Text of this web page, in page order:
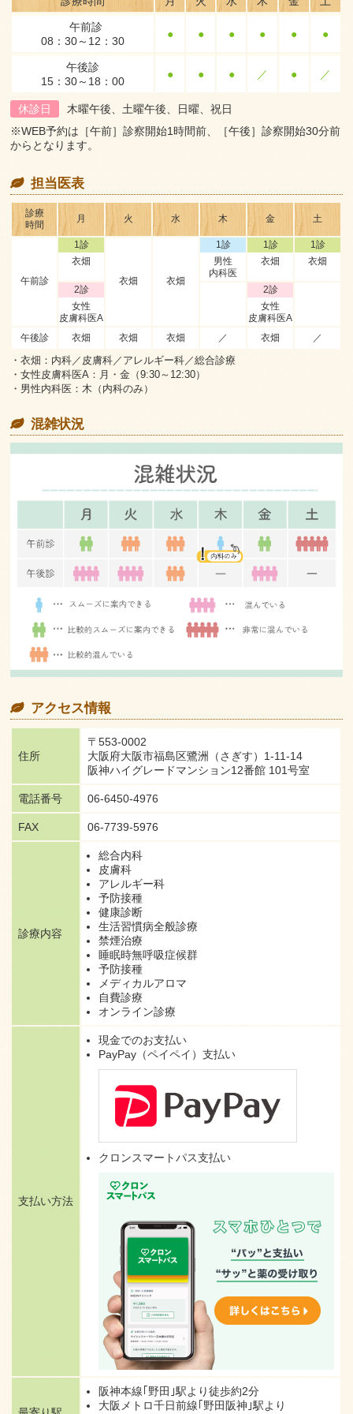
午前診
08：30～12：30
● ● ● ● ● ●
午後診
15：30～18：00
● ● ● ／ ● ／
休診日
木曜午後、土曜午後、日曜、祝日
※WEB予約は［午前］診察開始1時間前、［午後］診察開始30分前
からとなります。
担当医表
診療
時間
月 火 水 木 金 土
午前診
1診
衣畑
衣畑
衣畑
1診
男性
内科医
1診
衣畑
1診
衣畑
2診
女性
皮膚科医A
2診
女性
皮膚科医A
午後診
衣畑 衣畑 衣畑 ／ 衣畑 ／
・衣畑 ：内科／皮膚科／アレルギー科／総合診療
・女性皮膚科医A ：月・金（9:30～12:30）
・男性内科医 ：木（内科のみ）
混雑状況
アクセス情報
住所
〒553-0002
大阪府大阪市福島区鷺洲（さぎす） 1-11-14
阪神ハイグレードマンション12番館 101号室
電話番号 06-6450-4976
FAX 06-7739-5976
診療内容
総合内科
皮膚科
アレルギー科
予防接種
健康診断
生活習慣病全般診療
禁煙治療
睡眠時無呼吸症候群
予防接種
メディカルアロマ
自費診療
オンライン診療
支払い方法
現金でのお支払い
PayPay（ペイペイ）支払い
クロンスマートパス支払い
阪神本線｢野田｣駅より徒歩約2分
大阪メトロ千日前線｢野田阪神｣駅より